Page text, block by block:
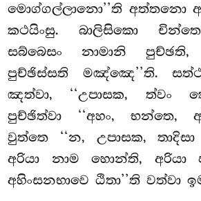
මොග්ගල්ලානො’’ති අත්තනො
කථයිංසු. බාලිසිකො
සබ්බෙසං නාමානි
පුච්ඡිස්සති මඤ්ඤෙ’’ති.
ඤත්වා, ‘‘උපාසක, ත්වං
පුච්ඡිත්වා ‘‘අහං, භන්තෙ,
වුත්තෙ ‘‘න, උපාසක,
අරියා නාම හොන්ති, අරියා
අහිංසනභාවෙ ඨිතා’’ති වත්වා